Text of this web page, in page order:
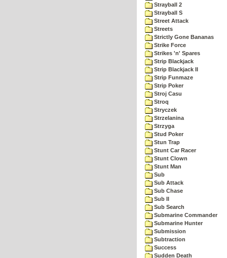
Strayball 2
Strayball S
Street Attack
Streets
Strictly Gone Bananas
Strike Force
Strikes 'n' Spares
Strip Blackjack
Strip Blackjack II
Strip Funmaze
Strip Poker
Stroj Casu
Stroq
Stryczek
Strzelanina
Strzyga
Stud Poker
Stun Trap
Stunt Car Racer
Stunt Clown
Stunt Man
Sub
Sub Attack
Sub Chase
Sub II
Sub Search
Submarine Commander
Submarine Hunter
Submission
Subtraction
Success
Sudden Death